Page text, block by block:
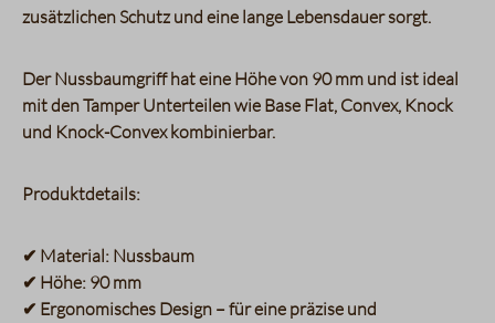
zusätzlichen Schutz und eine lange Lebensdauer sorgt.
Der Nussbaumgriff hat eine Höhe von 90 mm und ist ideal
mit den Tamper Unterteilen wie Base Flat, Convex, Knock
und Knock-Convex kombinierbar.
Produktdetails:
✔ Material: Nussbaum
✔ Höhe: 90 mm
✔ Ergonomisches Design – für eine präzise und